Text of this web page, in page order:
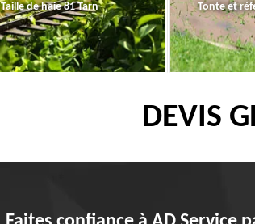
Taille de haie 81 Tarn Tonte et
DEVIS